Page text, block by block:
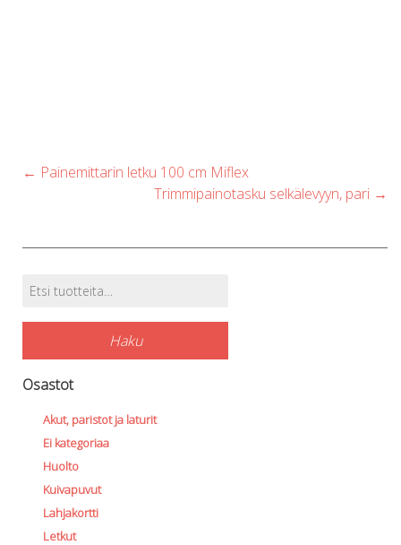
Post
← Painemittarin letku 100 cm Miflex
Trimmipainotasku selkälevyyn, pari →
Tuotehaku
Etsi:
Haku
Osastot
Akut, paristot ja laturit
Ei kategoriaa
Huolto
Kuivapuvut
Lahjakortti
Letkut